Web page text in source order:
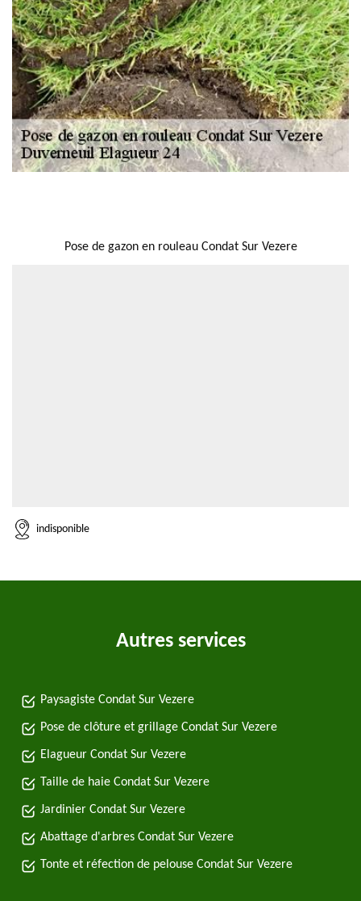
Pose de gazon en rouleau Condat Sur Vezere
indisponible
Autres services
Paysagiste Condat Sur Vezere
Pose de clôture et grillage Condat Sur Vezere
Elagueur Condat Sur Vezere
Taille de haie Condat Sur Vezere
Jardinier Condat Sur Vezere
Abattage d'arbres Condat Sur Vezere
Tonte et réfection de pelouse Condat Sur Vezere